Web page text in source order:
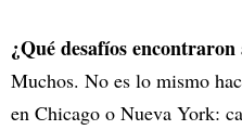
¿Qué desafíos
Muchos. No es lo mismo
en Chicago o Nueva York: